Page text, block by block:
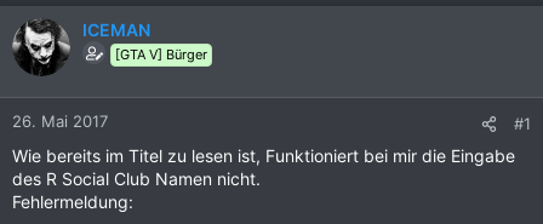
ICEMAN
[GTA V] Bürger
26. Mai 2017 #1
Wie bereits im Titel zu lesen ist, Funktioniert bei mir die Eingabe
des R Social Club Namen nicht.
Fehlermeldung: